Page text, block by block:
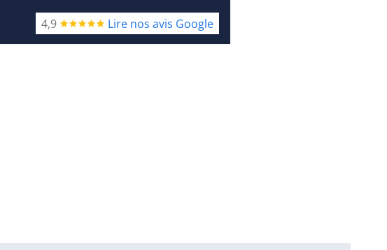
4,9 Lire nos avis Google